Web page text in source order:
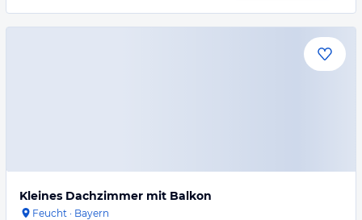
Kleines Dachzimmer mit Balkon
Feucht · Bayern